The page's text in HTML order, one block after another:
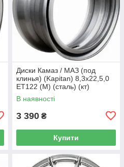
Диски Камаз / МАЗ (под
клинья) (Kapitan) 8,3x22,5,0
ET122 (M) (сталь) (кт)
В наявності
3 390 ₴
Купити